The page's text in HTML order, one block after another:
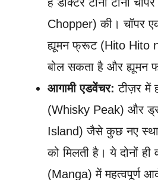
Chopper) की। चॉपर
ह्यूमन फ्रूट (Hito Hito
बोल सकता है और ह्यूमन
आगामी एडवेंचर: टीज़र में
(Whisky Peak) और
Island) जैसे कुछ नए
को मिलती है। ये दोनों ही
(Manga) में महत्वपूर्ण